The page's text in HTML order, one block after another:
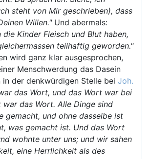
steht von Mir geschrieben), dass
Willen."Und abermals:
die Kinder Fleisch und Blut haben,
teilhaftig geworden."
wird ganz klar ausgesprochen,
Menschwerdung das Dasein
in der denkwürdigen Stelle bei Joh.
das Wort, und das Wort war bei
das Wort. Alle Dinge sind
gemacht, und ohne dasselbe ist
was gemacht ist. Und das Wort
wohnte unter uns; und wir sahen
eine Herrlichkeit als des